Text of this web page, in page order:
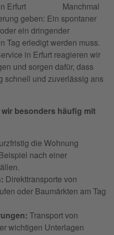
Manchmal
geben: Ein spontaner
ein dringender
Tag erledigt werden muss.
in Erfurt reagieren wir
und sorgen dafür, dass
schnell und zuverlässig ans
besonders häufig mit
die Wohnung
nach einer
Direkttransporte von
oder Baumärkten am Tag
Transport von
wichtigen Unterlagen